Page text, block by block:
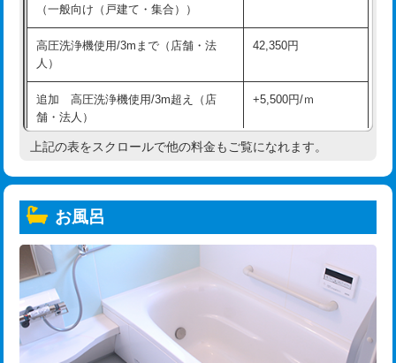
（一般向け（戸建て・集合））
高圧洗浄機使用/3mまで（店舗・法
人）
42,350円
追加 高圧洗浄機使用/3m超え（店
舗・法人）
+5,500円/ｍ
高度高圧洗浄換 現地調査
トーラー機使用/3mまで
追加トーラー機使用/3m超え
カメラ調査 33,000円
桝清掃 8,800円
上記の表をスクロールで他の料金もご覧になれます。
お風呂